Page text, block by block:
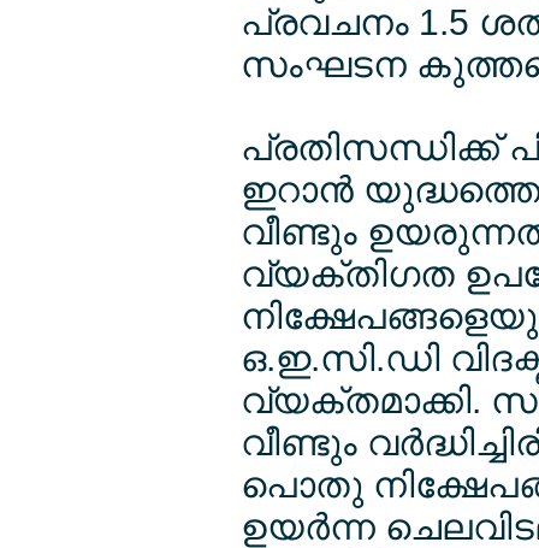
പ്രവചനം 1.5
സംഘടന
പ്രതിസന്ധിക്ക്
ഇറാന്‍
വീണ്ടും
വ്യക്തിഗത
ഒ.ഇ.സി.ഡി
വ്യക്തമാക്കി.
വീണ്ടും
പൊതു
ഉയര്‍ന്ന